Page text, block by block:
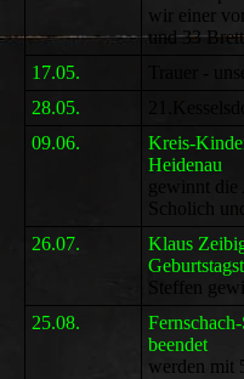
wir einer
und 33
17.05.
Trauer -
28.05.
09.06.
Kreis-
Heidenau
gewinnt
Scholich
26.07.
Klaus
Steffen
25.08.
beendet
werden mit